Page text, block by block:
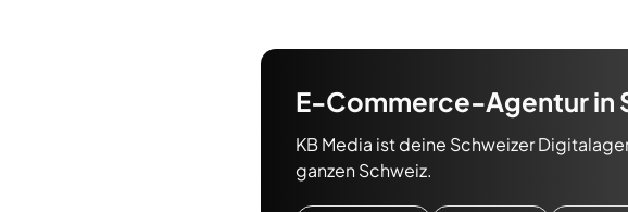
E-Commerce-Agenturin
KB Media ist deine Schweizer
ganzen Schweiz.